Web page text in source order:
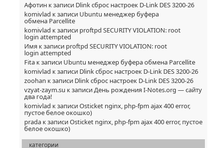
Афотин к записи Dlink сброс настроек D-Link DES 3200-26
komivlad к записи Ubuntu менеджер буфера
обмена Parcellite
komivlad к записи proftpd SECURITY VIOLATION: root
login attempted
Имя к записи proftpd SECURITY VIOLATION: root
login attempted
Fita к записи Ubuntu менеджер буфера обмена Parcellite
komivlad к записи Dlink сброс настроек D-Link DES 3200-26
zoohan к записи Dlink сброс настроек D-Link DES 3200-26
vzyat-zaym.su к записиДень рождения I-Notes.org — сайту
два года!
komivlad к записиOsticket nginx, php-fpm ajax 400 error,
пустое белое окошко)
prada к записиOsticket nginx, php-fpm ajax 400 error, пустое
белое окошко)
категории